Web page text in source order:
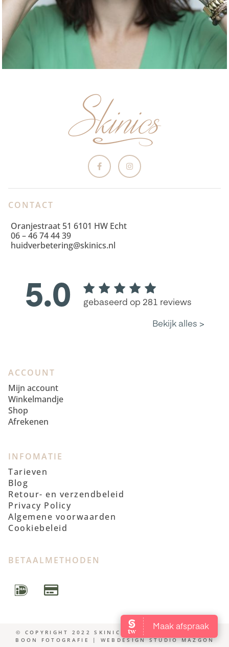
CONTACT
Oranjestraat 51 6101 HW Echt
06 – 46 74 44 39
huidverbetering@skinics.nl
ACCOUNT
Mijn account
Winkelmandje
Shop
Afrekenen
INFOMATIE
Tarieven
Blog
Retour- en verzendbeleid
Privacy Policy
Algemene voorwaarden
Cookiebeleid
BETAALMETHODEN
© COPYRIGHT 2022 SKINICS | FOTOSHOOT WENDY
BOON FOTOGRAFIE | WEBDESIGN STUDIO MAZGON